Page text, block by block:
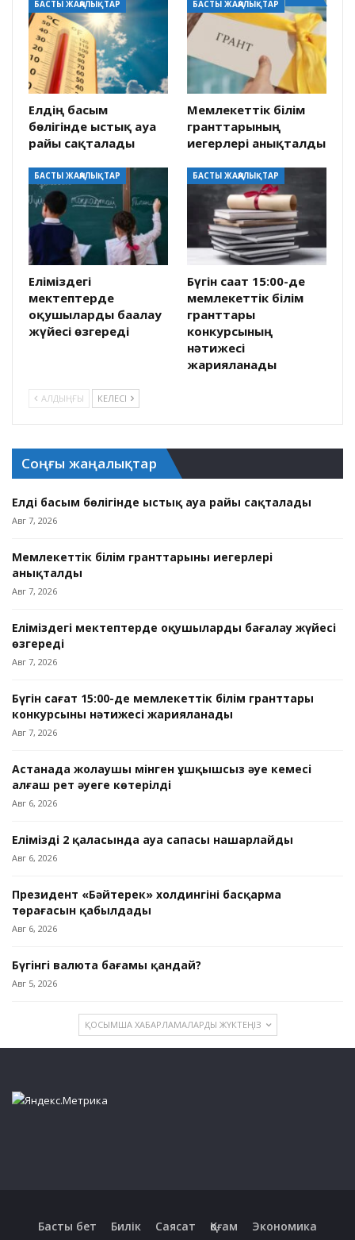
БАСТЫ ЖАҢАЛЫҚТАР
Елдің басым
бөлігінде ыстық ауа
райы сақталады
БАСТЫ ЖАҢАЛЫҚТАР
Мемлекеттік білім
гранттарының
иегерлері анықталды
БАСТЫ ЖАҢАЛЫҚТАР
Еліміздегі
мектептерде
оқушыларды бағалау
жүйесі өзгереді
БАСТЫ ЖАҢАЛЫҚТАР
Бүгін сағат 15:00-де
мемлекеттік білім
гранттары
конкурсының
нәтижесі
жарияланады
АЛДЫҢҒЫ КЕЛЕСІ
Соңғы жаңалықтар
Елдің басым бөлігінде ыстық ауа райы сақталады
Авг 7, 2026
Мемлекеттік білім гранттарының иегерлері
анықталды
Авг 7, 2026
Еліміздегі мектептерде оқушыларды бағалау жүйесі
өзгереді
Авг 7, 2026
Бүгін сағат 15:00-де мемлекеттік білім гранттары
конкурсының нәтижесі жарияланады
Авг 7, 2026
Астанада жолаушы мінген ұшқышсыз әуе кемесі
алғаш рет әуеге көтерілді
Авг 6, 2026
Еліміздің 2 қаласында ауа сапасы нашарлайды
Авг 6, 2026
Президент «Бәйтерек» холдингінің басқарма
төрағасын қабылдады
Авг 6, 2026
Бүгінгі валюта бағамы қандай?
Авг 5, 2026
ҚОСЫМША ХАБАРЛАМАЛАРДЫ ЖҮКТЕҢІЗ
Басты бет Билік Саясат Қоғам Экономика